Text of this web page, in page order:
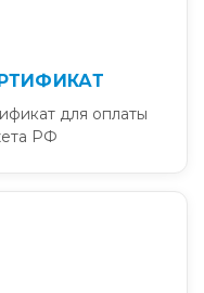
для оплаты
РФ